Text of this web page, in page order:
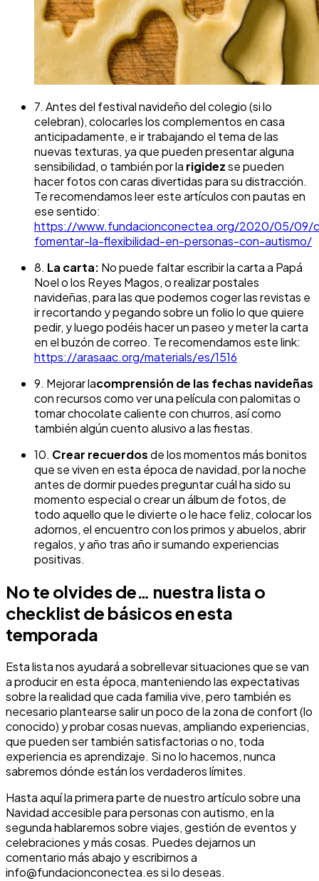
7. Antes del festival navideño del colegio (si lo
celebran), colocarles los complementos en casa
anticipadamente, e ir trabajando el tema de las
nuevas texturas, ya que pueden presentar alguna
sensibilidad, o también por la rigidezse pueden
hacer fotos con caras divertidas para su distracción.
Te recomendamos leer este artículos con pautas en
ese sentido:
https://www.fundacionconectea.org/2020/05/09/
fomentar-la-flexibilidad-en-personas-con-autismo/
8. La carta: No puede faltar escribir la carta a Papá
Noel o los Reyes Magos, o realizar postales
navideñas, para las que podemos coger las revistas e
ir recortando y pegando sobre un folio lo que quiere
pedir, y luego podéis hacer un paseo y meter la carta
en el buzón de correo. Te recomendamos este link:
https://arasaac.org/materials/es/1516
9. Mejorar lacomprensión de las fechas navideñas
con recursos como ver una película con palomitas o
tomar chocolate caliente con churros, así como
también algún cuento alusivo a las fiestas.
10. Crear recuerdosde los momentos más bonitos
que se viven en esta época de navidad, por la noche
antes de dormir puedes preguntar cuál ha sido su
momento especial o crear un álbum de fotos, de
todo aquello que le divierte o le hace feliz, colocar los
adornos, el encuentro con los primos y abuelos, abrir
regalos, y año tras año ir sumando experiencias
positivas.
No te olvides de… nuestra lista o
checklist de básicos en esta
temporada
Esta lista nos ayudará a sobrellevar situaciones que se van
a producir en esta época, manteniendo las expectativas
sobre la realidad que cada familia vive, pero también es
necesario plantearse salir un poco de la zona de confort (lo
conocido) y probar cosas nuevas, ampliando experiencias,
que pueden ser también satisfactorias o no, toda
experiencia es aprendizaje. Si no lo hacemos, nunca
sabremos dónde están los verdaderos límites.
Hasta aquí la primera parte de nuestro artículo sobre una
Navidad accesible para personas con autismo, en la
segunda hablaremos sobre viajes, gestión de eventos y
celebraciones y más cosas. Puedes dejarnos un
comentario más abajo y escribirnos a
info@fundacionconectea.es si lo deseas.